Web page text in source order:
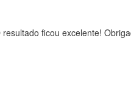
ficou excelente!